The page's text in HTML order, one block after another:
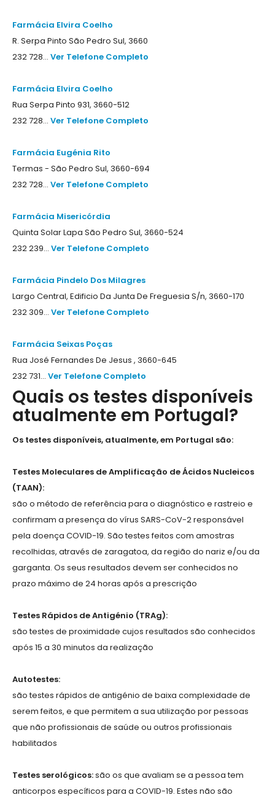
Farmácia Elvira Coelho
R. Serpa Pinto São Pedro Sul, 3660
232 728... Ver Telefone Completo
Farmácia Elvira Coelho
Rua Serpa Pinto 931, 3660-512
232 728... Ver Telefone Completo
Farmácia Eugénia Rito
Termas - São Pedro Sul, 3660-694
232 728... Ver Telefone Completo
Farmácia Misericórdia
Quinta Solar Lapa São Pedro Sul, 3660-524
232 239... Ver Telefone Completo
Farmácia Pindelo Dos Milagres
Largo Central, Edificio Da Junta De Freguesia S/n, 3660-170
232 309... Ver Telefone Completo
Farmácia Seixas Poças
Rua José Fernandes De Jesus , 3660-645
232 731... Ver Telefone Completo
Quais os testes disponíveis
atualmente em Portugal?
Os testes disponíveis, atualmente, em Portugal são:
Testes Moleculares de Amplificação de Ácidos Nucleicos
(TAAN):
são o método de referência para o diagnóstico e rastreio e
confirmam a presença do vírus SARS-CoV-2 responsável
pela doença COVID-19. São testes feitos com amostras
recolhidas, através de zaragatoa, da região do nariz e/ou da
garganta. Os seus resultados devem ser conhecidos no
prazo máximo de 24 horas após a prescrição
Testes Rápidos de Antigénio (TRAg):
são testes de proximidade cujos resultados são conhecidos
após 15 a 30 minutos da realização
Autotestes:
são testes rápidos de antigénio de baixa complexidade de
serem feitos, e que permitem a sua utilização por pessoas
que não profissionais de saúde ou outros profissionais
habilitados
Testes serológicos:são os que avaliam se a pessoa tem
anticorpos específicos para a COVID-19. Estes não são